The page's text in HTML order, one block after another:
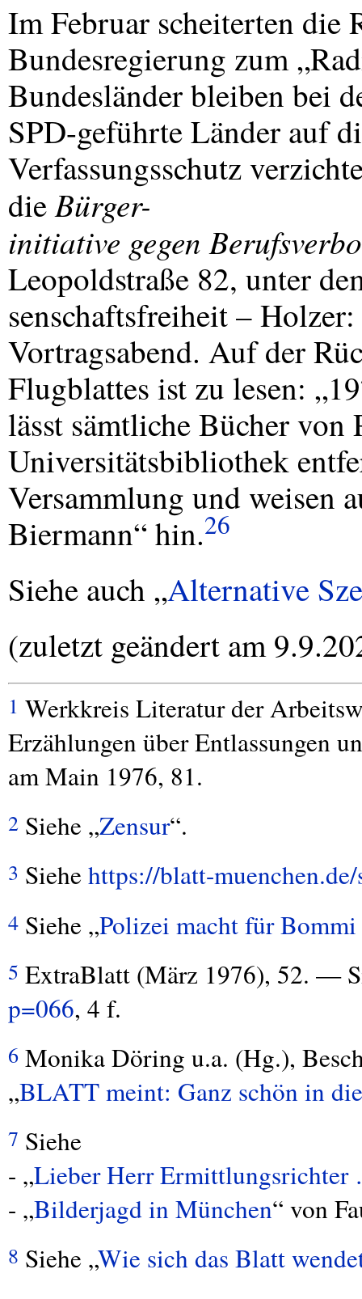
Im Februar scheiterten die
Bundesregierung zum
Bundesländer bleiben bei
SPD-geführte Länder auf
Verfassungsschutz
dieBürger-
initiative gegen
Leopoldstraße 82, unter
senschaftsfreiheit –
Vortragsabend. Auf der
Flugblattes ist zu lesen:
lässt sämtliche Bücher von
Universitätsbibliothek
Versammlung und weisen
Biermann“ hin.26
Siehe auch „Alternative
(zuletzt geändert am
1 Werkkreis Literatur der
Erzählungen über Entlassungen
am Main 1976, 81.
2 Siehe „Zensur“.
3 Siehe https://blatt-
4 Siehe „Polizei macht für
5 ExtraBlatt (März 1976), 52. —
p=066, 4 f.
6 Monika Döring u.a. (Hg.),
„BLATTmeint: Ganz schön in
7 Siehe
- „Lieber Herr
- „Bilderjagd in München“ von
8 Siehe „Wie sich das Blatt